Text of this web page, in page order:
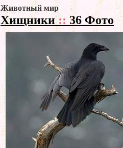
Животный мир
Хищники:: 36 Фото